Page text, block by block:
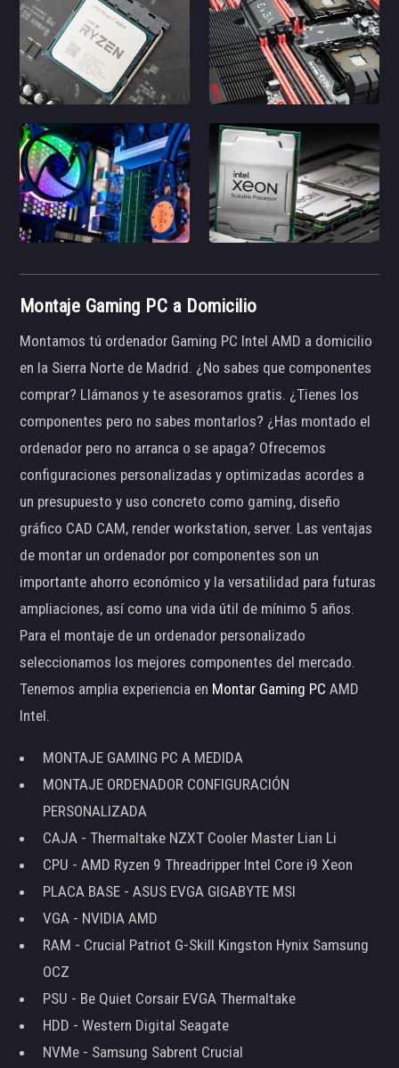
Montaje Gaming PC a Domicilio
Montamos tú ordenador Gaming PC Intel AMD a domicilio
en la Sierra Norte de Madrid. ¿No sabes que componentes
comprar? Llámanos y te asesoramos gratis. ¿Tienes los
componentes pero no sabes montarlos? ¿Has montado el
ordenador pero no arranca o se apaga? Ofrecemos
configuraciones personalizadas y optimizadas acordes a
un presupuesto y uso concreto como gaming, diseño
gráfico CAD CAM, render workstation, server. Las ventajas
de montar un ordenador por componentes son un
importante ahorro económico y la versatilidad para futuras
ampliaciones, así como una vida útil de mínimo 5 años.
Para el montaje de un ordenador personalizado
seleccionamos los mejores componentes del mercado.
Tenemos amplia experiencia en Montar Gaming PC AMD
Intel.
MONTAJE GAMING PC A MEDIDA
MONTAJE ORDENADOR CONFIGURACIÓN
PERSONALIZADA
CAJA - Thermaltake NZXT Cooler Master Lian Li
CPU - AMD Ryzen 9 Threadripper Intel Core i9 Xeon
PLACA BASE - ASUS EVGA GIGABYTE MSI
VGA - NVIDIA AMD
RAM - Crucial Patriot G-Skill Kingston Hynix Samsung
OCZ
PSU - Be Quiet Corsair EVGA Thermaltake
HDD - Western Digital Seagate
NVMe - Samsung Sabrent Crucial